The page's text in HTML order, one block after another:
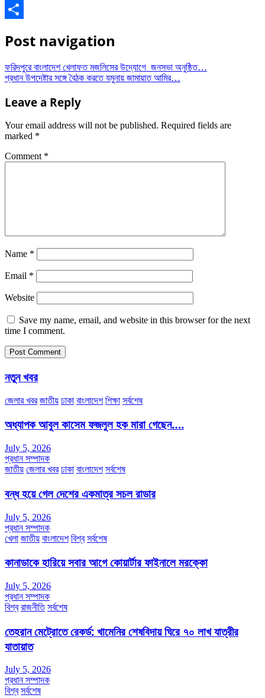
WhatsApp
Post navigation
ফরিদপুরে বাংলাদেশ খেলাফত মজলিসের উদ্যোগে ‌ জনসভা অনুষ্ঠিত…
প্রধান উপদেষ্টার সঙ্গে বৈঠক করতে যমুনায় জামায়াত আমির…
Leave a Reply
Your email address will not be published. Required fields are
marked *
Comment *
Name *
Email *
Website
Save my name, email, and website in this browser for the next
time I comment.
নতুন খবর
জেলার খবর জাতীয় ঢাকা বাংলাদেশ শিক্ষা সর্বশেষ
অধ্যাপক আবুল কাসেম ফজলুল হক মারা গেছেন….
July 5, 2026
প্রধান সম্পাদক
জাতীয় জেলার খবর ঢাকা বাংলাদেশ সর্বশেষ
বন্ধ হয়ে গেল দেশের একমাত্র সচল রাডার
July 5, 2026
প্রধান সম্পাদক
খেলা জাতীয় বাংলাদেশ বিশ্ব সর্বশেষ
কানাডাকে হারিয়ে সবার আগে কোয়ার্টার ফাইনালে মরক্কো
July 5, 2026
প্রধান সম্পাদক
বিশ্ব রাজনীতি সর্বশেষ
তেহরান মেট্রোতে রেকর্ড: খামেনির শেষবিদায় ঘিরে ৭০ লাখ যাত্রীর
যাতায়াত
July 5, 2026
প্রধান সম্পাদক
বিশ্ব সর্বশেষ